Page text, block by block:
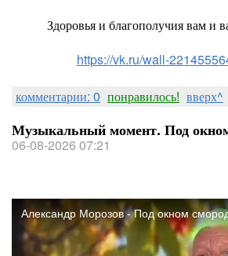
Здоровья и благополучия вам и
https://vk.ru/wall-
комментарии: 0 понравилось! вверх^
Музыкальный момент. Под
06-08-2026 07:21